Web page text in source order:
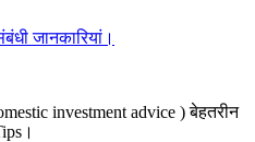
investment advice ) बेहतरीन